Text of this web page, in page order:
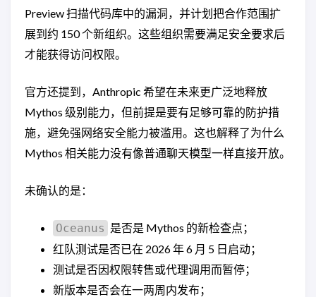
Preview 扫描代码库中的漏洞，并计划把合作范围扩
展到约 150 个新组织。这些组织需要满足安全要求后
才能获得访问权限。
官方还提到，Anthropic 希望在未来更广泛地释放
Mythos 级别能力，但前提是要有足够可靠的防护措
施，避免强网络安全能力被滥用。这也解释了为什么
Mythos 相关能力没有像普通聊天模型一样直接开放。
未确认的是：
Oceanus 是否是 Mythos 的新检查点；
红队测试是否已在 2026 年 6 月 5 日启动；
测试是否因权限转售或代理调用而暂停；
新版本是否会在一两周内发布；